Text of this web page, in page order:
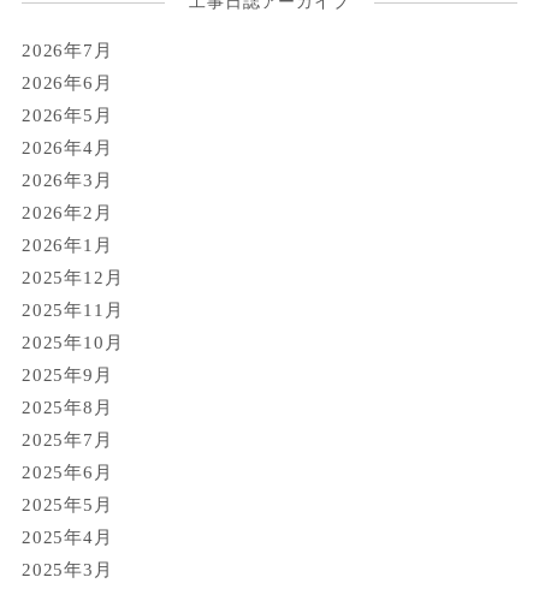
2026年7月
2026年6月
2026年5月
2026年4月
2026年3月
2026年2月
2026年1月
2025年12月
2025年11月
2025年10月
2025年9月
2025年8月
2025年7月
2025年6月
2025年5月
2025年4月
2025年3月